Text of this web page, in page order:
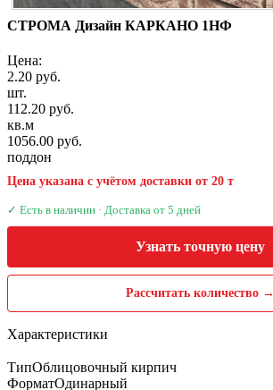
СТРОМА Дизайн КАРКАНО 1НФ
Цена:
2.20 руб.
шт.
112.20 руб.
кв.м
1056.00 руб.
поддон
Цена указана с учётом доставки от 20 т
✓ Есть в наличии · Доставка от 5 дней
Узнать точную цену
Рассчитать количество →
Характеристики
ТипОблицовочный кирпич
ФорматОдинарный